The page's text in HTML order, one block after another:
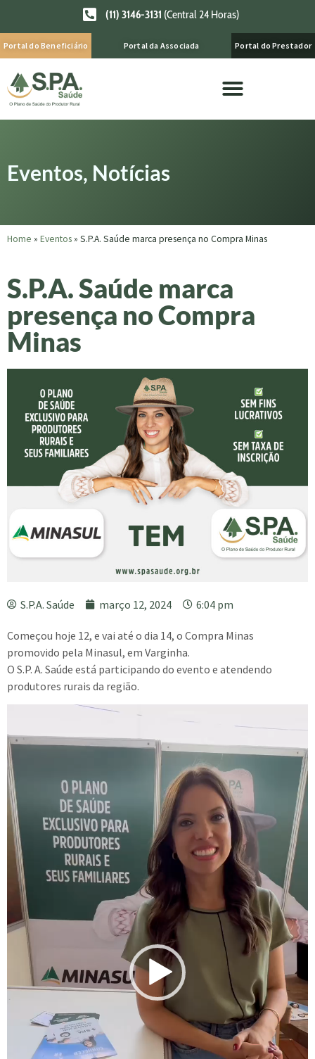
(11) 3146-3131 (Central 24 Horas)
Portal do Beneficiário Portal da Associada Portal do Prestador
Eventos, Notícias
Home » Eventos» S.P.A. Saúde marca presença no Compra Minas
S.P.A. Saúde marca
presença no Compra
Minas
S.P.A. Saúde março 12, 2024 6:04 pm
Começou hoje 12, e vai até o dia 14, o Compra Minas
promovido pela Minasul, em Varginha.
O S.P. A. Saúde está participando do evento e atendendo
produtores rurais da região.
vídeo